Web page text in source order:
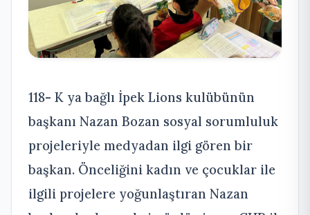
118- K ya bağlı İpek Lions kulübünün
başkanı Nazan Bozan sosyal sorumluluk
projeleriyle medyadan ilgi gören bir
başkan. Önceliğini kadın ve çocuklar ile
ilgili projelere yoğunlaştıran Nazan